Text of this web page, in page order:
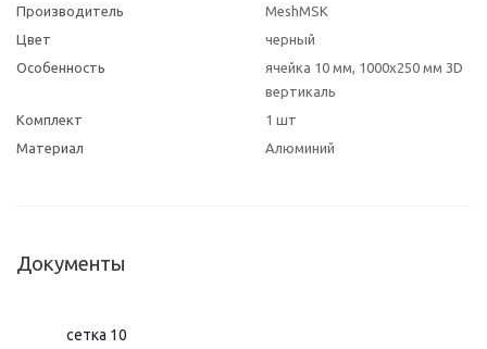
Производитель
MeshMSK
Цвет
черный
Особенность
ячейка 10 мм, 1000х250 мм 3D
вертикаль
Комплект
1 шт
Материал
Алюминий
Документы
сетка 10